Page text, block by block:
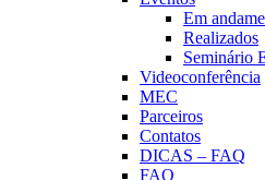
Em
Realizados
Seminário
Videoconferência
MEC
Parceiros
Contatos
DICAS – FAQ
FAQ